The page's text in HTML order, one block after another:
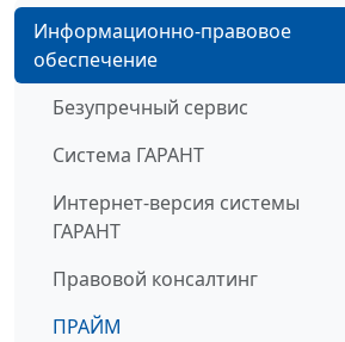
Информационно-правовое
обеспечение
Безупречный сервис
Система ГАРАНТ
Интернет-версия системы
ГАРАНТ
Правовой консалтинг
ПРАЙМ